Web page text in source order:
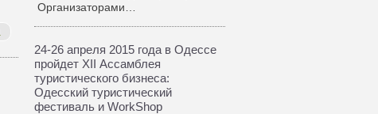
Организаторами…
24-26 апреля 2015 года в Одессе
пройдет XII Ассамблея
туристического бизнеса:
Одесский туристический
фестиваль и WorkShop